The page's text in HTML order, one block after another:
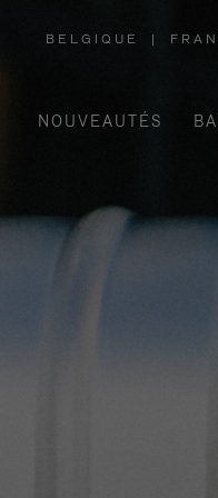
BELGIQUE
,
|
NOUVEAUTÉS